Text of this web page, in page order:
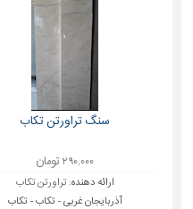
سنگ تراورتن تکاب
۲۹۰,۰۰۰ تومان
ارائه دهنده: تراورتن تکاب
آذربایجان غربی - تکاب - تکاب